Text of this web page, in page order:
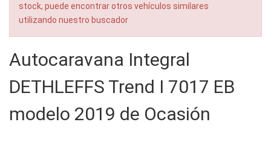
stock, puede encontrar otros vehículos similares
utilizando nuestro buscador
Autocaravana Integral
DETHLEFFS Trend I 7017 EB
modelo 2019 de Ocasión